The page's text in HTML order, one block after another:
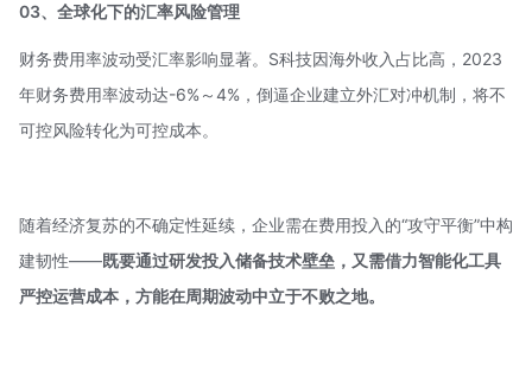
03、全球化下的汇率风险管理
财务费用率波动受汇率影响显著。S科技因海外收入占比高，2023
年财务费用率波动达-6%～4%，倒逼企业建立外汇对冲机制，将不
可控风险转化为可控成本。
随着经济复苏的不确定性延续，企业需在费用投入的“攻守平衡”中构
建韧性——既要通过研发投入储备技术壁垒，又需借力智能化工具
严控运营成本，方能在周期波动中立于不败之地。